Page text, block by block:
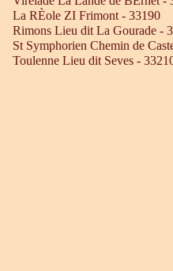
La RÈole ZI Frimont - 33190
Rimons Lieu dit La Gourade -
St Symphorien Chemin de
Toulenne Lieu dit Seves -